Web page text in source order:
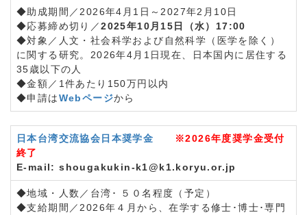
◆助成期間／2026年4月1日～2027年2月10日
◆応募締め切り／2025年10月15日（水）17:00
◆対象／人文・社会科学および自然科学（医学を除く）
に関する研究。2026年4月1日現在、日本国内に居住する
35歳以下の人
◆金額／1件あたり150万円以内
◆申請はWebページから
日本台湾交流協会日本奨学金
※2026年度奨学金受付
終了
E-mail: shougakukin-k1@k1.koryu.or.jp
◆地域・人数／台湾･ ５０名程度（予定）
◆支給期間／2026年４月から、在学する修士･博士･専門